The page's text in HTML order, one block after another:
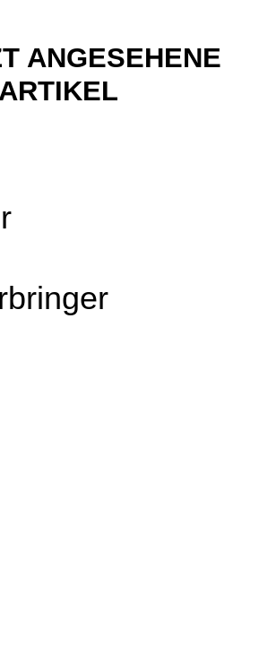
ANGESEHENE
ARTIKEL